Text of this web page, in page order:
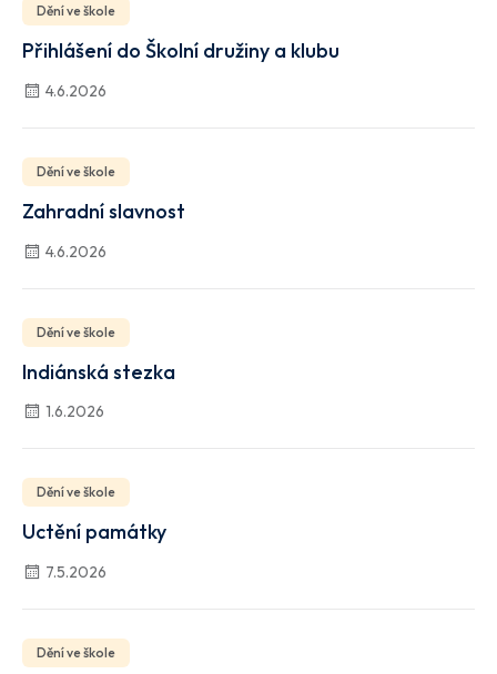
Dění ve škole
Přihlášení do Školní družiny a klubu
4.6.2026
Dění ve škole
Zahradní slavnost
4.6.2026
Dění ve škole
Indiánská stezka
1.6.2026
Dění ve škole
Uctění památky
7.5.2026
Dění ve škole